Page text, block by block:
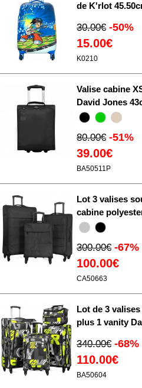
de K'rlot
30.00€ -50%
15.00€
K0210
Valise cabine
David Jones
80.00€ -51%
39.00€
BA50511P
Lot 3 valises
cabine
300.00€ -67%
100.00€
CA50663
Lot de 3
plus 1 vanity
340.00€ -68%
110.00€
BA50604